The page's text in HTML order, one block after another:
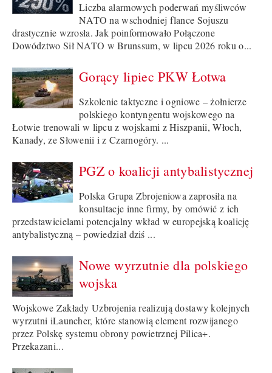
Liczba alarmowych poderwań myśliwców
NATO na wschodniej flance Sojuszu
drastycznie wzrosła. Jak poinformowało Połączone
Dowództwo Sił NATO w Brunssum, w lipcu 2026 roku o...
Gorący lipiec PKW Łotwa
Szkolenie taktyczne i ogniowe – żołnierze
polskiego kontyngentu wojskowego na
Łotwie trenowali w lipcu z wojskami z Hiszpanii, Włoch,
Kanady, ze Słowenii i z Czarnogóry. ...
PGZ o koalicji antybalistycznej
Polska Grupa Zbrojeniowa zaprosiła na
konsultacje inne firmy, by omówić z ich
przedstawicielami potencjalny wkład w europejską koalicję
antybalistyczną – powiedział dziś ...
Nowe wyrzutnie dla polskiego
wojska
Wojskowe Zakłady Uzbrojenia realizują dostawy kolejnych
wyrzutni iLauncher, które stanowią element rozwijanego
przez Polskę systemu obrony powietrznej Pilica+.
Przekazani...